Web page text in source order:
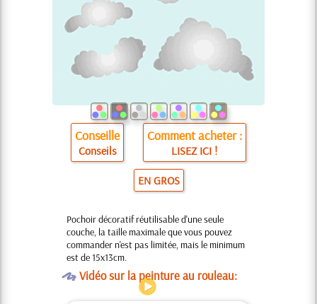
Conseille
Conseils
Comment acheter :
LISEZ ICI !
EN GROS
Pochoir décoratif réutilisable d'une seule
couche, la taille maximale que vous pouvez
commander n'est pas limitée, mais le minimum
est de 15x13cm.
OVidéo sur la peinture au rouleau: